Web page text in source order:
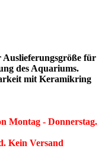
Auslieferungsgröße für
des Aquariums.
mit Keramikring
Montag - Donnerstag.
Kein Versand